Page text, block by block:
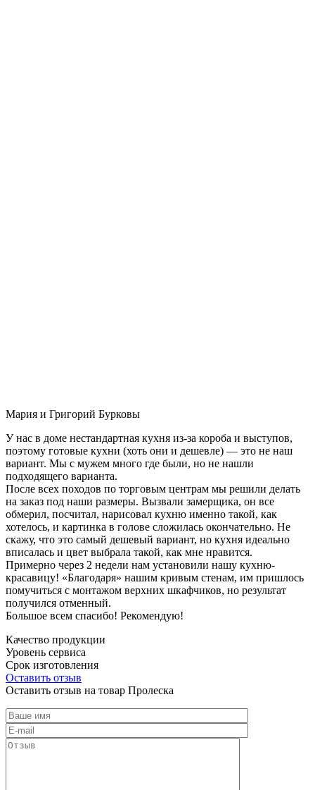
Мария и Григорий Бурковы
У нас в доме нестандартная кухня из-за короба и выступов,
поэтому готовые кухни (хоть они и дешевле) — это не наш
вариант. Мы с мужем много где были, но не нашли
подходящего варианта.
После всех походов по торговым центрам мы решили делать
на заказ под наши размеры. Вызвали замерщика, он все
обмерил, посчитал, нарисовал кухню именно такой, как
хотелось, и картинка в голове сложилась окончательно. Не
скажу, что это самый дешевый вариант, но кухня идеально
вписалась и цвет выбрала такой, как мне нравится.
Примерно через 2 недели нам установили нашу кухню-
красавицу! «Благодаря» нашим кривым стенам, им пришлось
помучиться с монтажом верхних шкафчиков, но результат
получился отменный.
Большое всем спасибо! Рекомендую!
Качество продукции
Уровень сервиса
Срок изготовления
Оставить отзыв
Оставить отзыв на товар Пролеска